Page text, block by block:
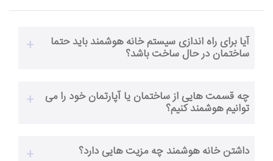
آیا برای راه اندازی سیستم خانه هوشمند باید حتما
ساختمان در حال ساخت باشد؟
چه قسمت هایی از ساختمان یا آپارتمان خود را می
توانیم هوشمند کنیم؟
داشتن خانه هوشمند چه مزیت هایی دارد؟